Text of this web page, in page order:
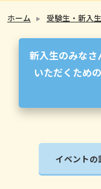
ホーム 受験生・新入
新入生のみなさ
いただくため
イベントの